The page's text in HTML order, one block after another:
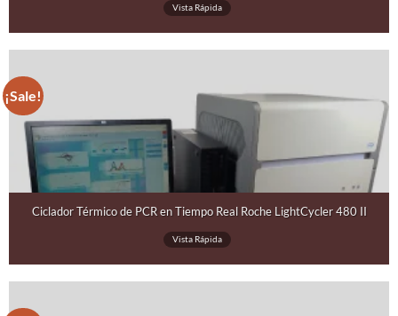
Vista Rápida
¡Sale!
Ciclador Térmico de PCR en Tiempo Real Roche LightCycler 480 II
Vista Rápida